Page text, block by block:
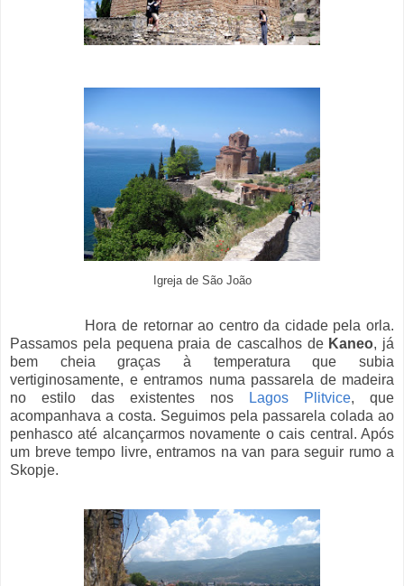
Igreja de São João
Hora de retornar ao centro da cidade pela orla.
Passamos pela pequena praia de cascalhos de Kaneo, já
bem cheia graças à temperatura que subia
vertiginosamente, e entramos numa passarela de madeira
no estilo das existentes nos
Lagos Plitvice, que
acompanhava a costa. Seguimos pela passarela colada ao
penhasco até alcançarmos novamente o cais central. Após
um breve tempo livre, entramos na van para seguir rumo a
Skopje.